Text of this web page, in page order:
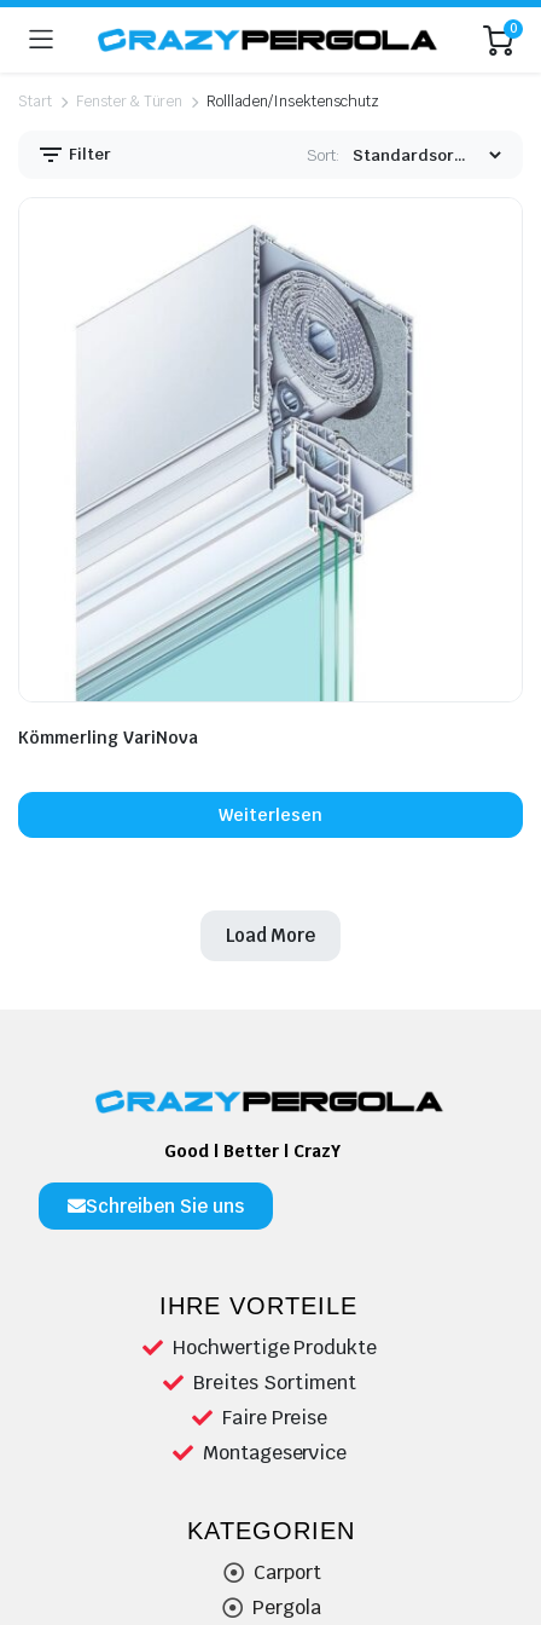
0
Start Fenster & Türen Rollladen/Insektenschutz
Filter Sort:
Kömmerling VariNova
Weiterlesen
Load More
Good | Better | CrazY
Schreiben Sie uns
IHRE VORTEILE
Hochwertige Produkte
Breites Sortiment
Faire Preise
Montageservice
KATEGORIEN
Carport
Pergola